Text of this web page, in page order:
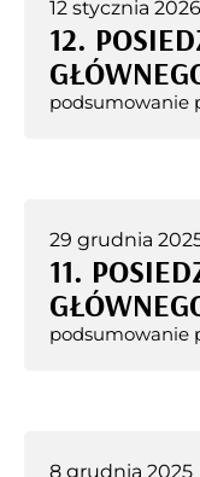
12 stycznia 2026
12.
podsumowanie
29 grudnia
11.
podsumowanie
8 grudnia 2025